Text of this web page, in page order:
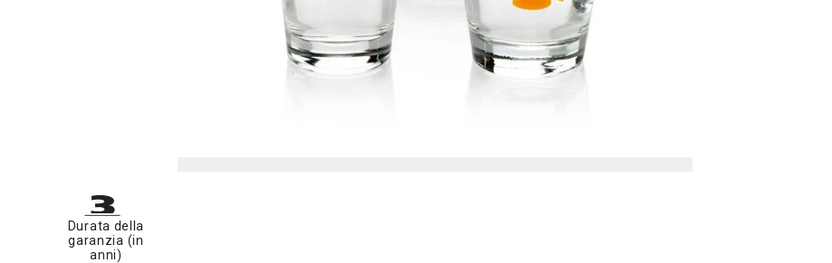
Durata della
garanzia (in
anni)